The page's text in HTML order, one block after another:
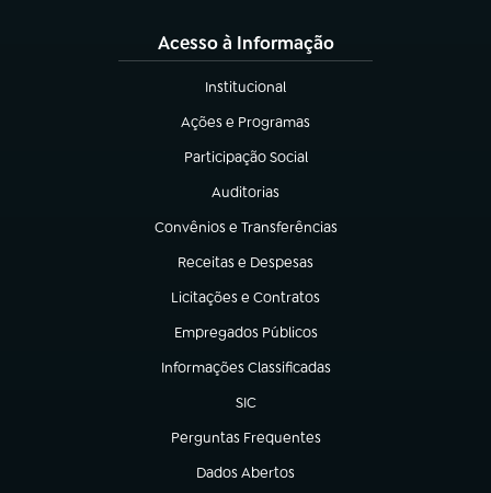
Acesso à Informação
Institucional
(abre em nova aba)
Ações e Programas
(abre em nova aba)
Participação Social
(abre em nova aba)
Auditorias
(abre em nova aba)
Convênios e Transferências
(abre em nova aba)
Receitas e Despesas
(abre em nova aba)
Licitações e Contratos
(abre em nova aba)
Empregados Públicos
(abre em nova aba)
Informações Classificadas
(abre em nova aba)
SIC
(abre em nova aba)
Perguntas Frequentes
(abre em nova aba)
Dados Abertos
(abre em nova aba)